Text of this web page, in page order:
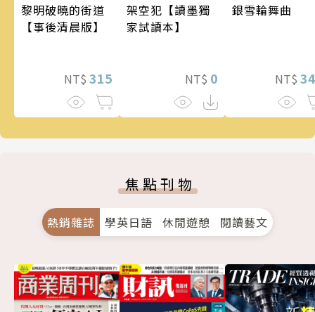
黎明破曉的街道
【事後清晨版】
NT$ 315
架空犯【讀墨獨
家試讀本】
NT$ 0
銀雪輪舞曲
NT$
焦點刊物
熱銷雜誌 學英日語 休閒遊憩 閱讀藝文